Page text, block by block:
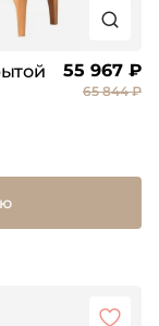
55 967 ₽
65 844 ₽